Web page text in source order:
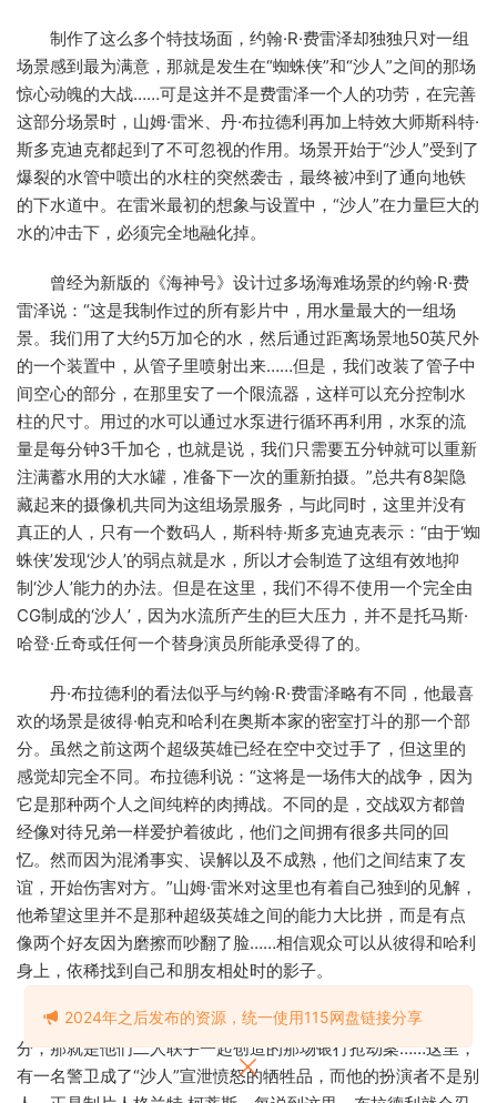
制作了这么多个特技场面，约翰·R·费雷泽却独独只对一组
场景感到最为满意，那就是发生在“蜘蛛侠”和“沙人”之间的那场
惊心动魄的大战……可是这并不是费雷泽一个人的功劳，在完善
这部分场景时，山姆·雷米、丹·布拉德利再加上特效大师斯科特·
斯多克迪克都起到了不可忽视的作用。场景开始于“沙人”受到了
爆裂的水管中喷出的水柱的突然袭击，最终被冲到了通向地铁
的下水道中。在雷米最初的想象与设置中，“沙人”在力量巨大的
水的冲击下，必须完全地融化掉。
曾经为新版的《海神号》设计过多场海难场景的约翰·R·费
雷泽说：“这是我制作过的所有影片中，用水量最大的一组场
景。我们用了大约5万加仑的水，然后通过距离场景地50英尺外
的一个装置中，从管子里喷射出来……但是，我们改装了管子中
间空心的部分，在那里安了一个限流器，这样可以充分控制水
柱的尺寸。用过的水可以通过水泵进行循环再利用，水泵的流
量是每分钟3千加仑，也就是说，我们只需要五分钟就可以重新
注满蓄水用的大水罐，准备下一次的重新拍摄。”总共有8架隐
藏起来的摄像机共同为这组场景服务，与此同时，这里并没有
真正的人，只有一个数码人，斯科特·斯多克迪克表示：“由于‘蜘
蛛侠’发现‘沙人’的弱点就是水，所以才会制造了这组有效地抑
制‘沙人’能力的办法。但是在这里，我们不得不使用一个完全由
CG制成的‘沙人’，因为水流所产生的巨大压力，并不是托马斯·
哈登·丘奇或任何一个替身演员所能承受得了的。
丹·布拉德利的看法似乎与约翰·R·费雷泽略有不同，他最喜
欢的场景是彼得·帕克和哈利在奥斯本家的密室打斗的那一个部
分。虽然之前这两个超级英雄已经在空中交过手了，但这里的
感觉却完全不同。布拉德利说：“这将是一场伟大的战争，因为
它是那种两个人之间纯粹的肉搏战。不同的是，交战双方都曾
经像对待兄弟一样爱护着彼此，他们之间拥有很多共同的回
忆。然而因为混淆事实、误解以及不成熟，他们之间结束了友
谊，开始伤害对方。”山姆·雷米对这里也有着自己独到的见解，
他希望这里并不是那种超级英雄之间的能力大比拼，而是有点
像两个好友因为磨擦而吵翻了脸……相信观众可以从彼得和哈利
身上，依稀找到自己和朋友相处时的影子。
当然，影片中也有约翰·R·费雷泽和丹·布拉德利都喜欢的部
分，那就是他们二人联手一起创造的那场银行抢劫案……这里，
有一名警卫成了“沙人”宣泄愤怒的牺牲品，而他的扮演者不是别
2024年之后发布的资源，统一使用115网盘链接分享